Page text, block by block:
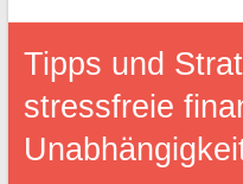
Tipps und
stressfreie